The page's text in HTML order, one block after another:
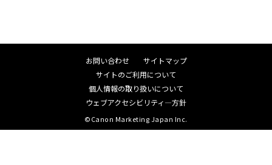
お問い合わせ
サイトマップ
サイトのご利用について
個人情報の取り扱いについて
ウェブアクセシビリティ―方針
©Canon Marketing Japan Inc.